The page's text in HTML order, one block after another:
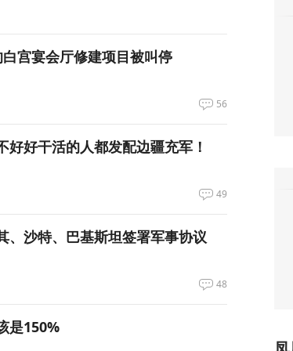
宫宴会厅修建项目被叫停
56
好好干活的人都发配边疆充军！
49
、沙特、巴基斯坦签署军事协议
48
是150%